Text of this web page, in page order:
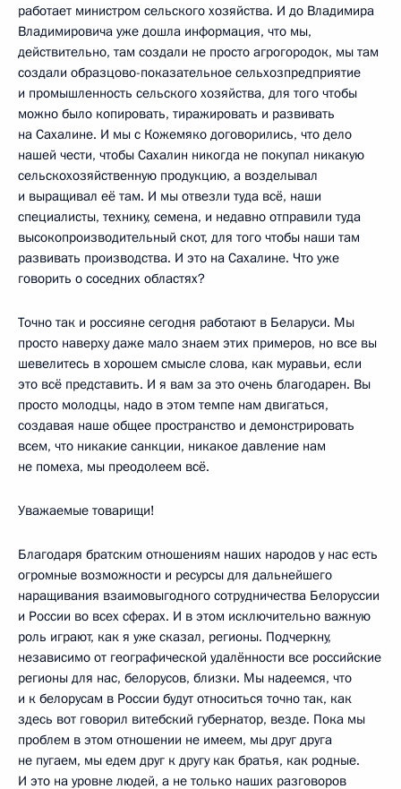
работает министром сельского хозяйства. И до Владимира
Владимировича уже дошла информация, что мы,
действительно, там создали не просто агрогородок, мы там
создали образцово-показательное сельхозпредприятие
и промышленность сельского хозяйства, для того чтобы
можно было копировать, тиражировать и развивать
на Сахалине. И мы с Кожемяко договорились, что дело
нашей чести, чтобы Сахалин никогда не покупал никакую
сельскохозяйственную продукцию, а возделывал
и выращивал её там. И мы отвезли туда всё, наши
специалисты, технику, семена, и недавно отправили туда
высокопроизводительный скот, для того чтобы наши там
развивать производства. И это на Сахалине. Что уже
говорить о соседних областях?
Точно так и россияне сегодня работают в Беларуси. Мы
просто наверху даже мало знаем этих примеров, но все вы
шевелитесь в хорошем смысле слова, как муравьи, если
это всё представить. И я вам за это очень благодарен. Вы
просто молодцы, надо в этом темпе нам двигаться,
создавая наше общее пространство и демонстрировать
всем, что никакие санкции, никакое давление нам
не помеха, мы преодолеем всё.
Уважаемые товарищи!
Благодаря братским отношениям наших народов у нас есть
огромные возможности и ресурсы для дальнейшего
наращивания взаимовыгодного сотрудничества Белоруссии
и России во всех сферах. И в этом исключительно важную
роль играют, как я уже сказал, регионы. Подчеркну,
независимо от географической удалённости все российские
регионы для нас, белорусов, близки. Мы надеемся, что
и к белорусам в России будут относиться точно так, как
здесь вот говорил витебский губернатор, везде. Пока мы
проблем в этом отношении не имеем, мы друг друга
не пугаем, мы едем друг к другу как братья, как родные.
И это на уровне людей, а не только наших разговоров